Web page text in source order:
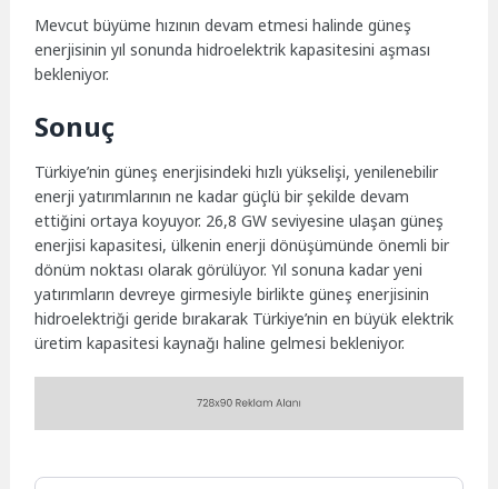
Mevcut büyüme hızının devam etmesi halinde güneş
enerjisinin yıl sonunda hidroelektrik kapasitesini aşması
bekleniyor.
Sonuç
Türkiye’nin güneş enerjisindeki hızlı yükselişi, yenilenebilir
enerji yatırımlarının ne kadar güçlü bir şekilde devam
ettiğini ortaya koyuyor. 26,8 GW seviyesine ulaşan güneş
enerjisi kapasitesi, ülkenin enerji dönüşümünde önemli bir
dönüm noktası olarak görülüyor. Yıl sonuna kadar yeni
yatırımların devreye girmesiyle birlikte güneş enerjisinin
hidroelektriği geride bırakarak Türkiye’nin en büyük elektrik
üretim kapasitesi kaynağı haline gelmesi bekleniyor.